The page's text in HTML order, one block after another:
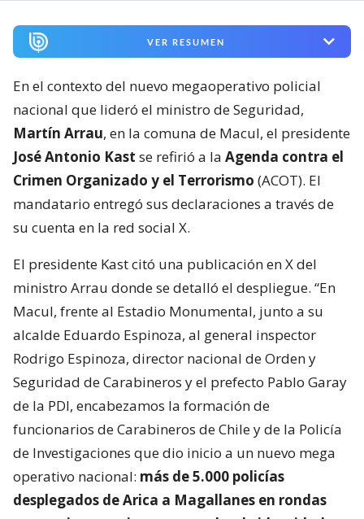
7536
visitas
VER RESUMEN
En el contexto del nuevo megaoperativo policial
nacional que lideró el ministro de Seguridad,
José Antonio Kastse refirió a laAgenda contra el
Crimen Organizado y el Terrorismo(ACOT). El
mandatario entregó sus declaraciones a través de
su cuenta en la red social X.
El presidente Kast citó una publicación en X del
ministro Arrau donde se detalló el despliegue. “En
Macul, frente al Estadio Monumental, junto a su
alcalde Eduardo Espinoza, al general inspector
Rodrigo Espinoza, director nacional de Orden y
Seguridad de Carabineros y el prefecto Pablo Garay